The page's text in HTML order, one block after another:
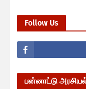
Follow Us
பன்னாட்டு